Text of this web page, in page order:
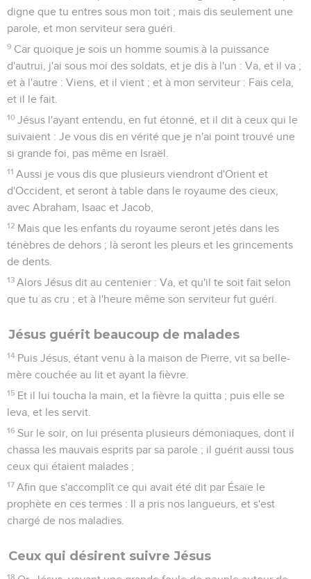
digne que tu entres sous mon toit ; mais dis seulement une
parole, et mon serviteur sera guéri.
9 Car quoique je sois un homme soumis à la puissance
d'autrui, j'ai sous moi des soldats, et je dis à l'un : Va, et il va ;
et à l'autre : Viens, et il vient ; et à mon serviteur : Fais cela,
et il le fait.
10 Jésus l'ayant entendu, en fut étonné, et il dit à ceux qui le
suivaient : Je vous dis en vérité que je n'ai point trouvé une
si grande foi, pas même en Israël.
11 Aussi je vous dis que plusieurs viendront d'Orient et
d'Occident, et seront à table dans le royaume des cieux,
avec Abraham, Isaac et Jacob,
12 Mais que les enfants du royaume seront jetés dans les
ténèbres de dehors ; là seront les pleurs et les grincements
de dents.
13 Alors Jésus dit au centenier : Va, et qu'il te soit fait selon
que tu as cru ; et à l'heure même son serviteur fut guéri.
Jésus guérit beaucoup de malades
14 Puis Jésus, étant venu à la maison de Pierre, vit sa belle-
mère couchée au lit et ayant la fièvre.
15 Et il lui toucha la main, et la fièvre la quitta ; puis elle se
leva, et les servit.
16 Sur le soir, on lui présenta plusieurs démoniaques, dont il
chassa les mauvais esprits par sa parole ; il guérit aussi tous
ceux qui étaient malades ;
17 Afin que s'accomplît ce qui avait été dit par Ésaïe le
prophète en ces termes : Il a pris nos langueurs, et s'est
chargé de nos maladies.
Ceux qui désirent suivre Jésus
18